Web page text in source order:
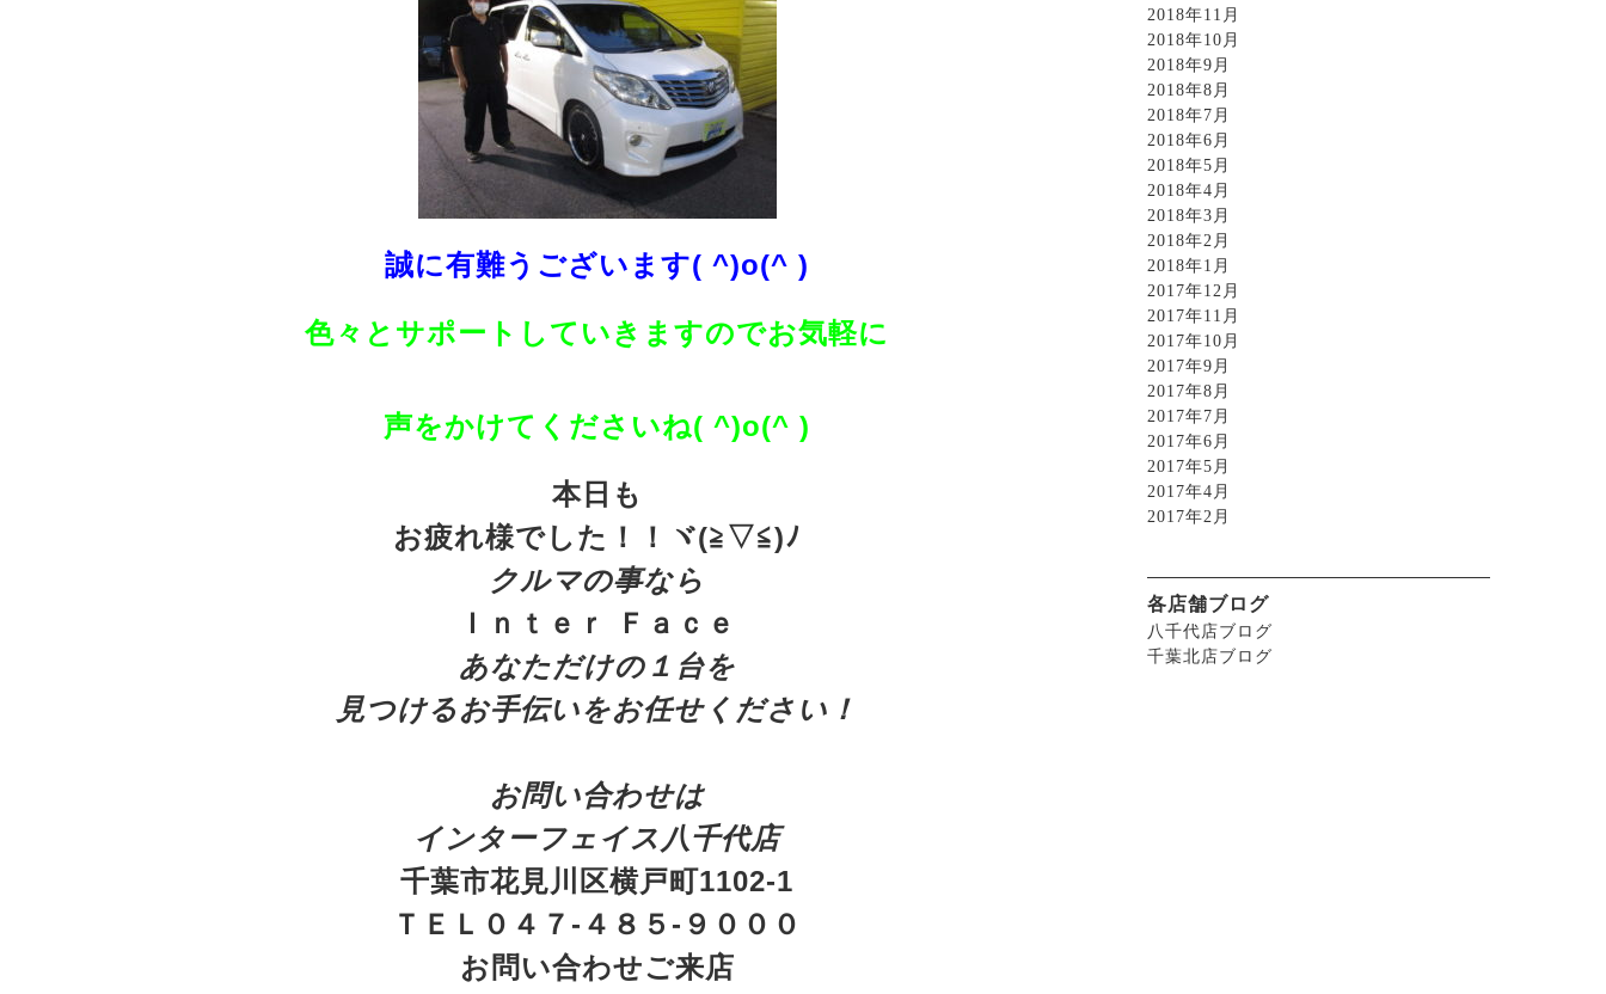
2018年11月
2018年10月
2018年9月
2018年8月
2018年7月
2018年6月
2018年5月
2018年4月
2018年3月
2018年2月
2018年1月
2017年12月
2017年11月
2017年10月
2017年9月
2017年8月
2017年7月
2017年6月
2017年5月
2017年4月
2017年2月
各店舗ブログ
八千代店ブログ
千葉北店ブログ
誠に有難うございます( ^)o(^ )
色々とサポートしていきますのでお気軽に
声をかけてくださいね( ^)o(^ )
本日も
お疲れ様でした！！ヾ(≧▽≦)ﾉ
クルマの事なら
Ｉｎｔｅｒ Ｆａｃｅ
あなただけの１台を
見つけるお手伝いをお任せください！
お問い合わせは
インターフェイス八千代店
千葉市花見川区横戸町1102-1
ＴＥＬ０４７-４８５-９０００
お問い合わせご来店